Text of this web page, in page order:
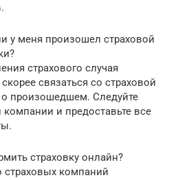
у меня произошел страховой
страхового случая
связаться со страховой
произошедшем. Следуйте
компании и предоставьте все
страховку онлайн?
страховых компаний